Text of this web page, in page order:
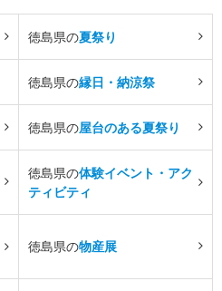
徳島県の夏祭り
徳島県の縁日・納涼祭
徳島県の屋台のある夏祭り
徳島県の体験イベント・アク
ティビティ
徳島県の物産展